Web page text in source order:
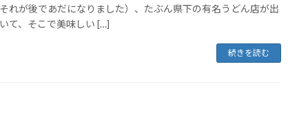
れが後であだになりました）、たぶん県下の有名うどん店が出
て、そこで美味しい […]
続きを読む